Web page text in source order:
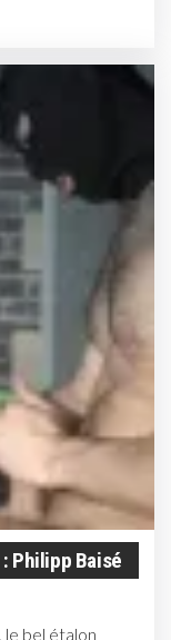
Philipp Baisé
le bel étalon